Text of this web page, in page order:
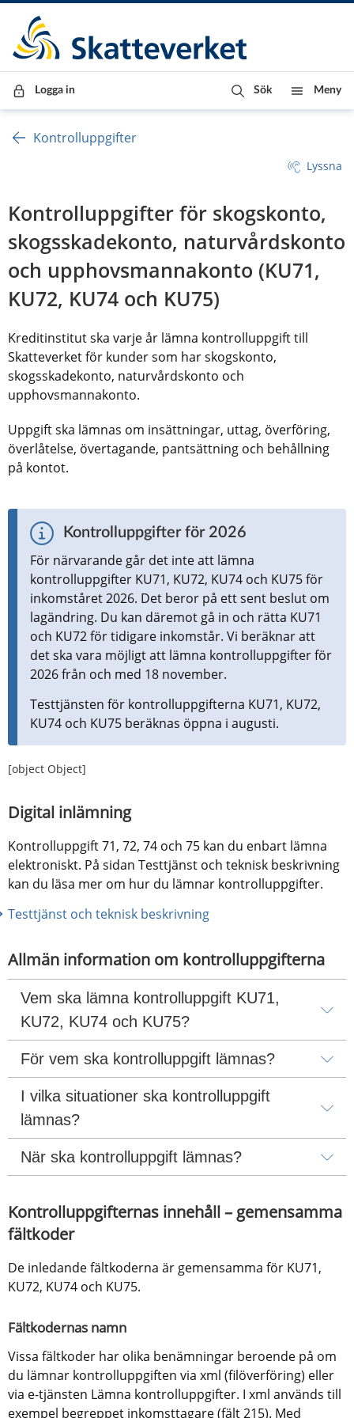
Till innehåll
Till navigationen
Till chattrobot
Logga in Sök Meny
Kontrolluppgifter
Lyssna
Kontrolluppgifter för skogskonto,
skogsskadekonto, naturvårdskonto
och upphovsmannakonto (KU71,
KU72, KU74 och KU75)
Kreditinstitut ska varje år lämna kontrolluppgift till
Skatteverket för kunder som har skogskonto,
skogsskadekonto, naturvårdskonto och
upphovsmannakonto.
Uppgift ska lämnas om insättningar, uttag, överföring,
överlåtelse, övertagande, pantsättning och behållning
på kontot.
Kontrolluppgifter för 2026
För närvarande går det inte att lämna
kontrolluppgifter KU71, KU72, KU74 och KU75 för
inkomståret 2026. Det beror på ett sent beslut om
lagändring. Du kan däremot gå in och rätta KU71
och KU72 för tidigare inkomstår. Vi beräknar att
det ska vara möjligt att lämna kontrolluppgifter för
2026 från och med 18 november.
Testtjänsten för kontrolluppgifterna KU71, KU72,
KU74 och KU75 beräknas öppna i augusti.
[object Object]
Digital inlämning
Kontrolluppgift 71, 72, 74 och 75 kan du enbart lämna
elektroniskt. På sidan Testtjänst och teknisk beskrivning
kan du läsa mer om hur du lämnar kontrolluppgifter.
Testtjänst och teknisk beskrivning
Allmän information om kontrolluppgifterna
Vem ska lämna kontrolluppgift KU71,
KU72, KU74 och KU75?
För vem ska kontrolluppgift lämnas?
I vilka situationer ska kontrolluppgift
lämnas?
När ska kontrolluppgift lämnas?
Kontrolluppgifternas innehåll – gemensamma
fältkoder
De inledande fältkoderna är gemensamma för KU71,
KU72, KU74 och KU75.
Fältkodernas namn
Vissa fältkoder har olika benämningar beroende på om
du lämnar kontrolluppgiften via xml (filöverföring) eller
via e-tjänsten Lämna kontrolluppgifter. I xml används till
exempel begreppet inkomsttagare (fält 215). Med